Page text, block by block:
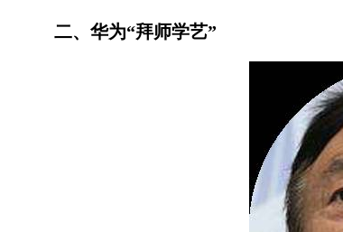
二、华为“拜师学艺”